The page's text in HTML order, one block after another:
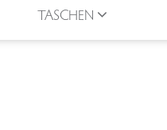
TASCHEN